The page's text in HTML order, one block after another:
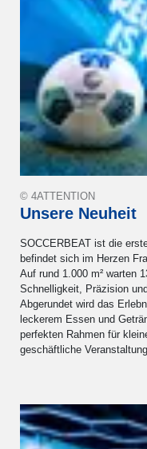
Unsere Neuheit
SOCCERBEAT ist die
befindet sich im Herzen
Auf rund 1.000 m² warten
Schnelligkeit, Präzision
Abgerundet wird das
leckerem Essen und
perfekten Rahmen für
geschäftliche
© 4ATTENTION